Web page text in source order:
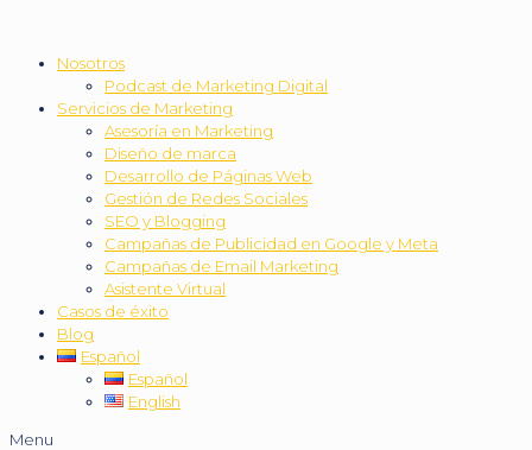
Nosotros
Podcast de Marketing Digital
Servicios de Marketing
Asesoría en Marketing
Diseño de marca
Desarrollo de Páginas Web
Gestión de Redes Sociales
SEO y Blogging
Campañas de Publicidad en Google y Meta
Campañas de Email Marketing
Asistente Virtual
Casos de éxito
Blog
Español
Español
English
Menu